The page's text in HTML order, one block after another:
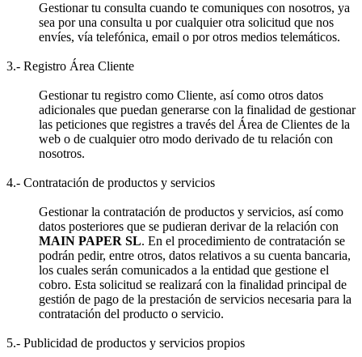
Gestionar tu consulta cuando te comuniques con nosotros, ya
sea por una consulta u por cualquier otra solicitud que nos
envíes, vía telefónica, email o por otros medios telemáticos.
3.- Registro Área Cliente
Gestionar tu registro como Cliente, así como otros datos
adicionales que puedan generarse con la finalidad de gestionar
las peticiones que registres a través del Área de Clientes de la
web o de cualquier otro modo derivado de tu relación con
nosotros.
4.- Contratación de productos y servicios
Gestionar la contratación de productos y servicios, así como
datos posteriores que se pudieran derivar de la relación con
MAIN PAPER SL. En el procedimiento de contratación se
podrán pedir, entre otros, datos relativos a su cuenta bancaria,
los cuales serán comunicados a la entidad que gestione el
cobro. Esta solicitud se realizará con la finalidad principal de
gestión de pago de la prestación de servicios necesaria para la
contratación del producto o servicio.
5.- Publicidad de productos y servicios propios